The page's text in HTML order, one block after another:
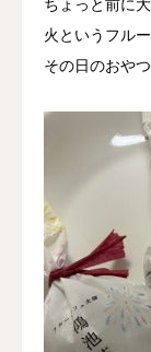
ちょっと前に
火というフル
その日のおや